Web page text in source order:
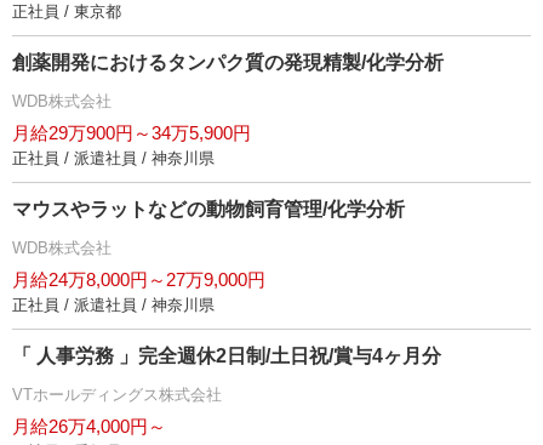
正社員 / 東京都
創薬開発におけるタンパク質の発現精製/化学分析
WDB株式会社
月給29万900円～34万5,900円
正社員 / 派遣社員 / 神奈川県
マウスやラットなどの動物飼育管理/化学分析
WDB株式会社
月給24万8,000円～27万9,000円
正社員 / 派遣社員 / 神奈川県
「 人事労務 」完全週休2日制/土日祝/賞与4ヶ月分
VTホールディングス株式会社
月給26万4,000円～